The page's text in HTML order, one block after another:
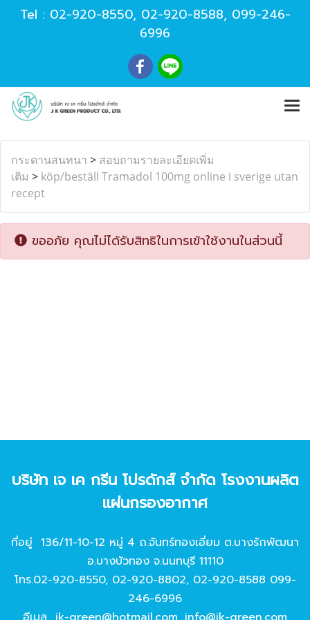
Tel : 02-920-8550, 02-920-8588, 099-246-
6996
กระดานสนทนา > สอบถามรายละเอียดเพิ่ม
เติม > köp/beställ Tramadol 100mg online i sverige utan
recept
ขออภัย คุณไม่ได้รับสิทธิในการเข้าใช้งานในส่วนนี้
บริษัท เจ เค กรีน โปรดักส์ จํากัด โรงงานผลิต
แผ่นกรองอากาศ
ที่อยู่ 136/11-10-12 หมู่ 4 ถ.จันทร์ทองเอี่ยม ต.บางรักพัฒนา
อ.บางบัวทอง จ.นนทบุรี 11110
โทร.02-920-8550, 02-920-8802, 02-920-8588 099-
246-6996